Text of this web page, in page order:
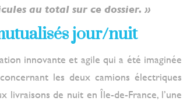
au total sur ce dossier. »
jour/nuit
innovante et agile qui a été imaginée
les deux camions électriques
livraisons de nuit en Île-de-France, l’une